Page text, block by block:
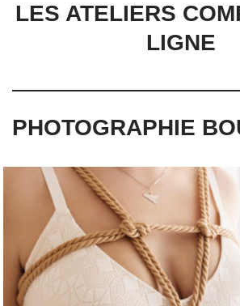
LES ATELIERS
LIGNE
PHOTOGRAPHIE